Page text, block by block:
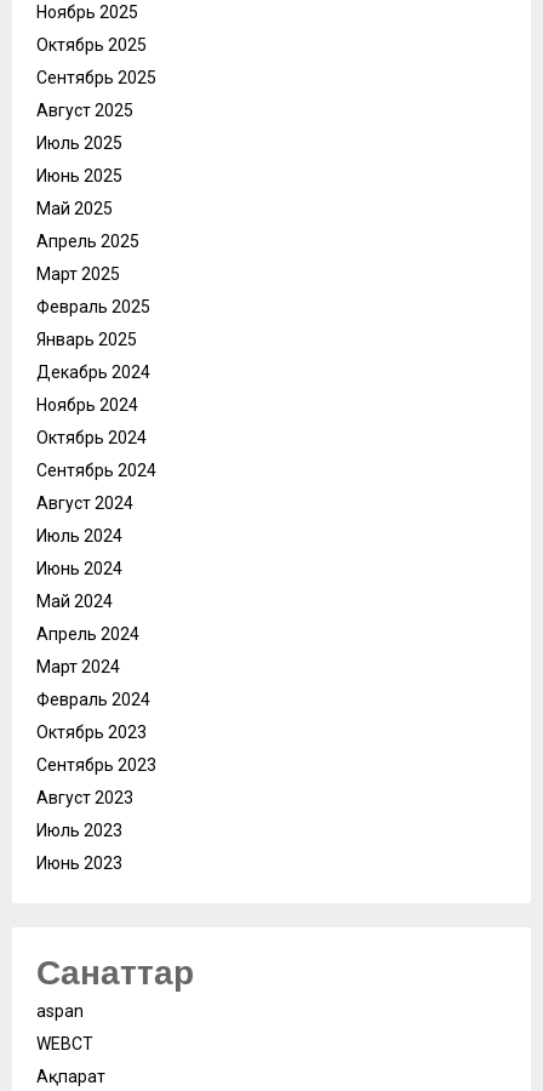
Ноябрь 2025
Октябрь 2025
Сентябрь 2025
Август 2025
Июль 2025
Июнь 2025
Май 2025
Апрель 2025
Март 2025
Февраль 2025
Январь 2025
Декабрь 2024
Ноябрь 2024
Октябрь 2024
Сентябрь 2024
Август 2024
Июль 2024
Июнь 2024
Май 2024
Апрель 2024
Март 2024
Февраль 2024
Октябрь 2023
Сентябрь 2023
Август 2023
Июль 2023
Июнь 2023
Санаттар
aspan
WEBСӘТ
Ақпарат